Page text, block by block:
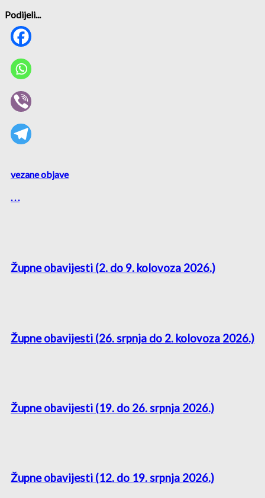
Podijeli...
vezane objave
. . .
Župne obavijesti (2. do 9. kolovoza 2026.)
Župne obavijesti (26. srpnja do 2. kolovoza 2026.)
Župne obavijesti (19. do 26. srpnja 2026.)
Župne obavijesti (12. do 19. srpnja 2026.)